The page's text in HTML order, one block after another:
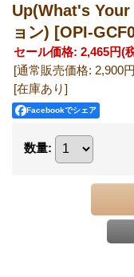
Up(What's Your
ョン) [OPI-
セール価格: 2,465円(
[通常販売価格: 2,900円
[在庫あり]
Facebookでシェア
数量: